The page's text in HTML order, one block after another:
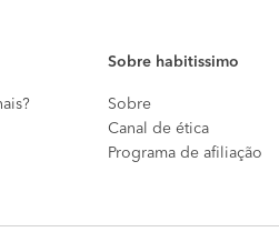
Sobre habitissimo
Sobre
Canal de ética
Programa de afiliação